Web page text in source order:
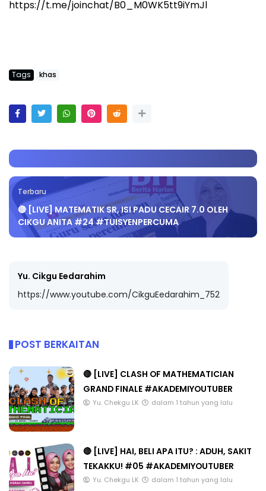
https://t.me/joinchat/B0_M0WK5tt9iYmJl
Tags khas
Terbaru
🔴 [LIVE] MATEMATIK SR, ISI PADU CECAIR 7.0 OLEH
CIKGU ANITA #24 #TUISYENPERCUMA
Yu. Cikgu Eedarahim
https://www.youtube.com/CikguEedarahim_752
POST BERKAITAN
🔴 [LIVE] CLASH OF MATHEMATICIAN
GRAND FINALE #AKADEMIYOUTUBER
Yu. Chekgu LK dalam 1 tahun yang lalu
🔴 [LIVE] HAI, BELI APA ITU? : ADUH, SAKIT
TEKAKKU! #05 #AKADEMIYOUTUBER
Yu. Chekgu LK dalam 1 tahun yang lalu